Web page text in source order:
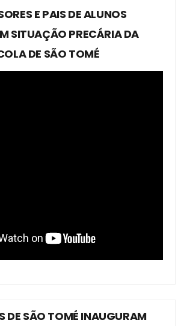
E PAIS DE ALUNOS
SITUAÇÃO PRECÁRIA DA
DE SÃO TOMÉ
DE SÃO TOMÉ INAUGURAM